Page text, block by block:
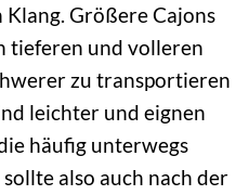
Größere Cajons
tieferen und volleren
zu transportieren
leichter und eignen
häufig unterwegs
also auch nach der